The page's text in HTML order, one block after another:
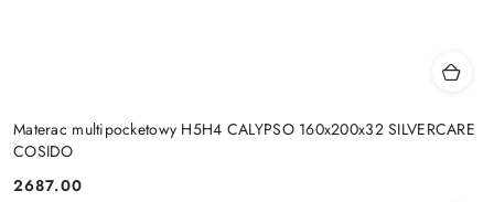
Materac multipocketowy H5H4 CALYPSO 160x200x32 SILVERCARE
COSIDO
Cena:
2687.00